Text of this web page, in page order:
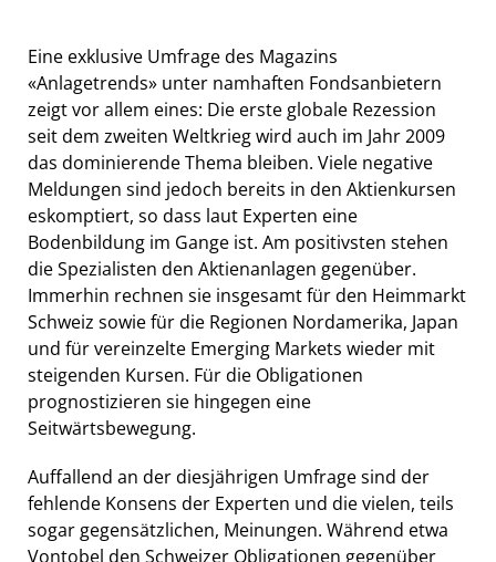
Eine exklusive Umfrage des Magazins
«Anlagetrends» unter namhaften Fondsanbietern
zeigt vor allem eines: Die erste globale Rezession
seit dem zweiten Weltkrieg wird auch im Jahr 2009
das dominierende Thema bleiben. Viele negative
Meldungen sind jedoch bereits in den Aktienkursen
eskomptiert, so dass laut Experten eine
Bodenbildung im Gange ist. Am positivsten stehen
die Spezialisten den Aktienanlagen gegenüber.
Immerhin rechnen sie insgesamt für den Heimmarkt
Schweiz sowie für die Regionen Nordamerika, Japan
und für vereinzelte Emerging Markets wieder mit
steigenden Kursen. Für die Obligationen
prognostizieren sie hingegen eine
Seitwärtsbewegung.
Auffallend an der diesjährigen Umfrage sind der
fehlende Konsens der Experten und die vielen, teils
sogar gegensätzlichen, Meinungen. Während etwa
Vontobel den Schweizer Obligationen gegenüber